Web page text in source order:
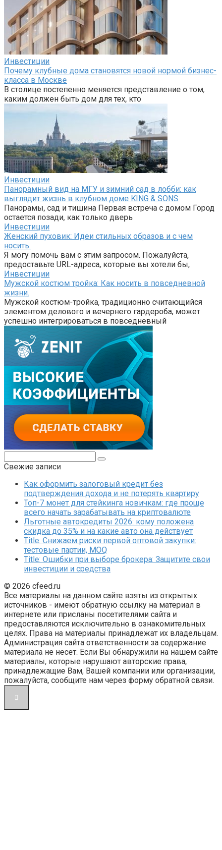
Инвестиции
Почему клубные дома становятся новой нормой бизнес-
класса в Москве
В столице постепенно меняется представление о том,
каким должен быть дом для тех, кто
Инвестиции
Панорамный вид на МГУ и зимний сад в лобби: как
выглядит жизнь в клубном доме KING & SONS
Панорамы, сад и тишина Первая встреча с домом Город
остается позади, как только дверь
Инвестиции
Женский пуховик: Идеи стильных образов и с чем
носить.
Я могу помочь вам с этим запросом. Пожалуйста,
предоставьте URL-адреса, которые вы хотели бы,
Инвестиции
Мужской костюм тройка: Как носить в повседневной
жизни.
Мужской костюм-тройка, традиционно считающийся
элементом делового и вечернего гардероба, может
успешно интегрироваться в повседневный
Свежие записи
Как оформить залоговый кредит без
подтверждения дохода и не потерять квартиру
Топ-7 монет для стейкинга новичкам: где проще
всего начать зарабатывать на криптовалюте
Льготные автокредиты 2026: кому положена
скидка до 35% и на какие авто она действует
Title: Снижаем риски первой оптовой закупки:
тестовые партии, MOQ
Title: Ошибки при выборе брокера: Защитите свои
инвестиции и средства
© 2026 cfeed.ru
Все материалы на данном сайте взяты из открытых
источников - имеют обратную ссылку на материал в
интернете или присланы посетителями сайта и
предоставляются исключительно в ознакомительных
целях. Права на материалы принадлежат их владельцам.
Администрация сайта ответственности за содержание
материала не несет. Если Вы обнаружили на нашем сайте
материалы, которые нарушают авторские права,
принадлежащие Вам, Вашей компании или организации,
пожалуйста, сообщите нам через форму обратной связи.